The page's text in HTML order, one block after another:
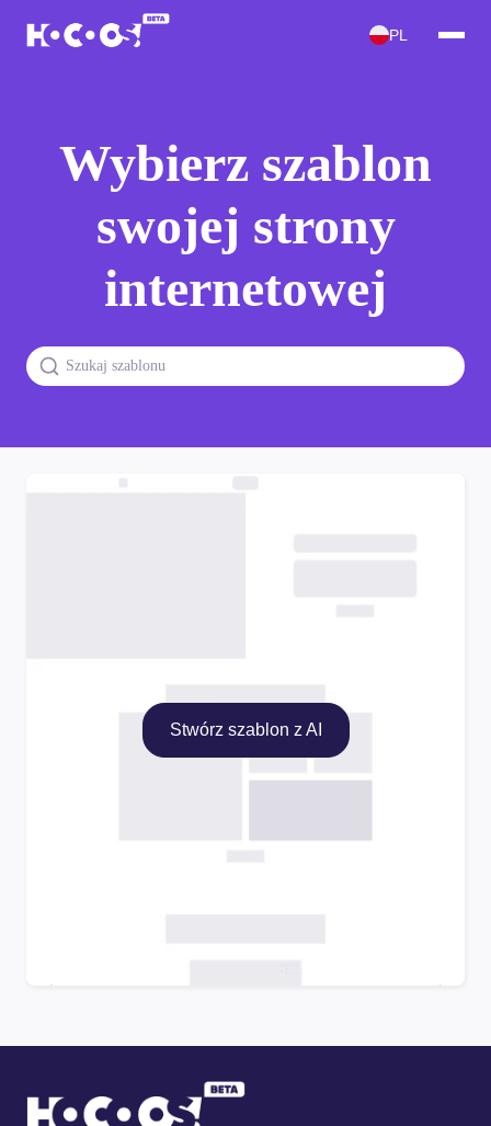
PL
Wybierz szablon
swojej strony
internetowej
Stwórz szablon z AI